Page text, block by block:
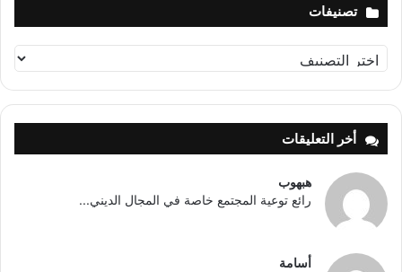
تصنيفات
تصنيفات
أخر التعليقات
هبهوب
رائع توعية المجتمع خاصة في المجال الديني...
أسامة